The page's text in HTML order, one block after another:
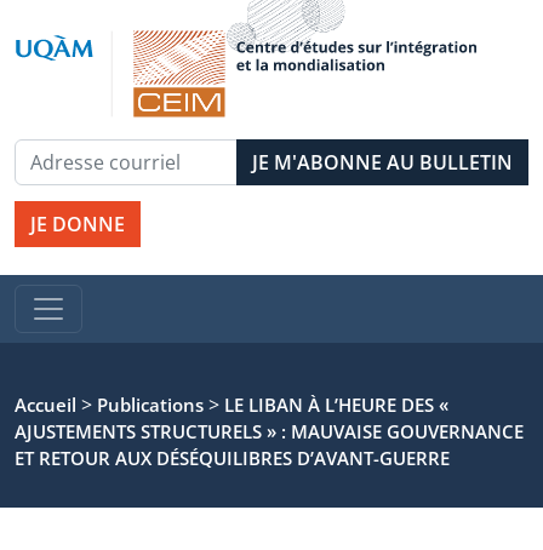
JE DONNE
Accueil > Publications > LE LIBAN À L’HEURE DES «
AJUSTEMENTS STRUCTURELS » : MAUVAISE GOUVERNANCE
ET RETOUR AUX DÉSÉQUILIBRES D’AVANT-GUERRE